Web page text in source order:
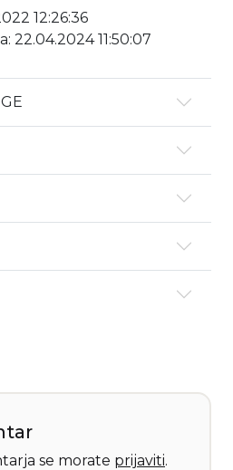
12:26:36
22.04.2024 11:50:07
se morate prijaviti.